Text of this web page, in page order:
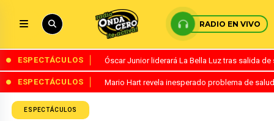
RADIO EN VIVO
ESPECTÁCULOS Óscar Junior liderará La Bella Luz tras salida
ESPECTÁCULOS Mario Hart revela inesperado problema de
ESPECTÁCULOS